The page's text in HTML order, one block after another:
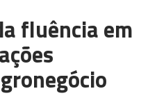
fluência em